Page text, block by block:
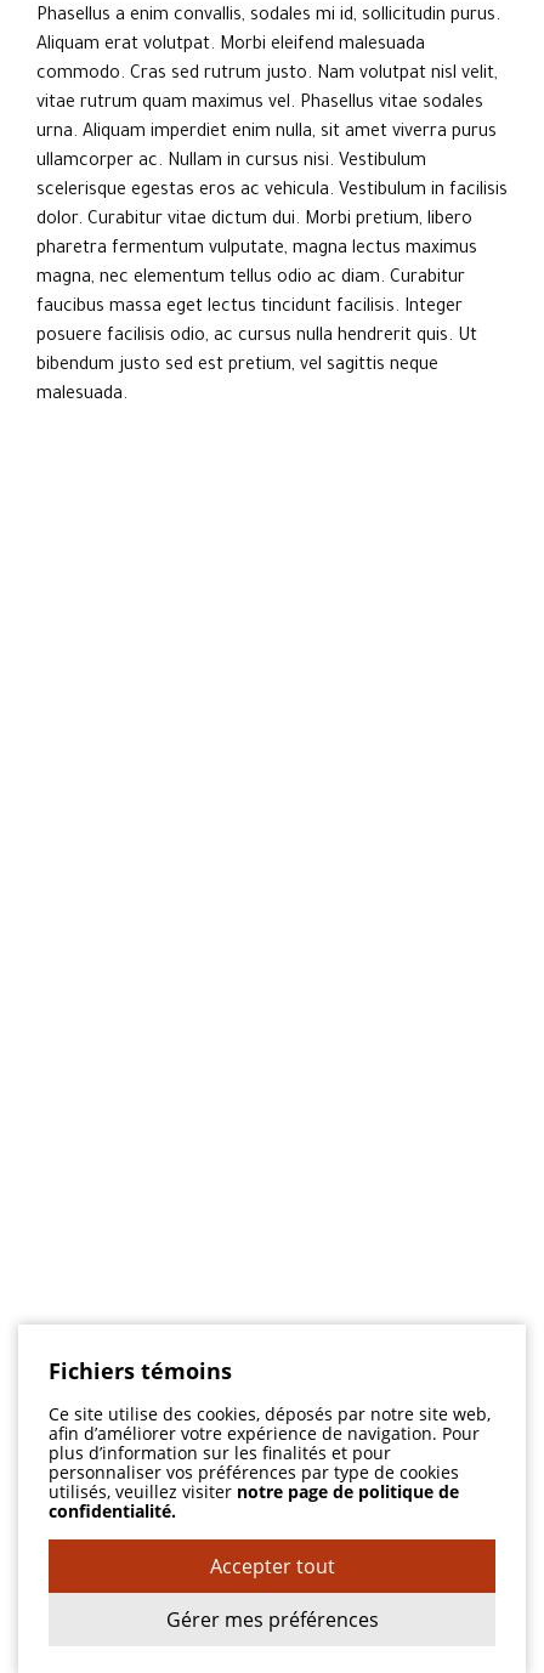
Phasellus a enim convallis, sodales mi id, sollicitudin purus.
Aliquam erat volutpat. Morbi eleifend malesuada
commodo. Cras sed rutrum justo. Nam volutpat nisl velit,
vitae rutrum quam maximus vel. Phasellus vitae sodales
urna. Aliquam imperdiet enim nulla, sit amet viverra purus
ullamcorper ac. Nullam in cursus nisi. Vestibulum
scelerisque egestas eros ac vehicula. Vestibulum in facilisis
dolor. Curabitur vitae dictum dui. Morbi pretium, libero
pharetra fermentum vulputate, magna lectus maximus
magna, nec elementum tellus odio ac diam. Curabitur
faucibus massa eget lectus tincidunt facilisis. Integer
posuere facilisis odio, ac cursus nulla hendrerit quis. Ut
bibendum justo sed est pretium, vel sagittis neque
malesuada.
Fichiers témoins
Ce site utilise des cookies, déposés par notre site web,
afin d’améliorer votre expérience de navigation. Pour
plus d’information sur les finalités et pour
personnaliser vos préférences par type de cookies
utilisés, veuillez visiter notre page de politique de
confidentialité.
Accepter tout
Gérer mes préférences